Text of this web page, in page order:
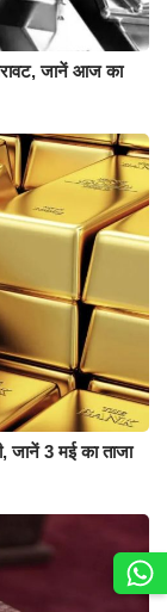
जानें आज का
जानें 3 मई का ताजा